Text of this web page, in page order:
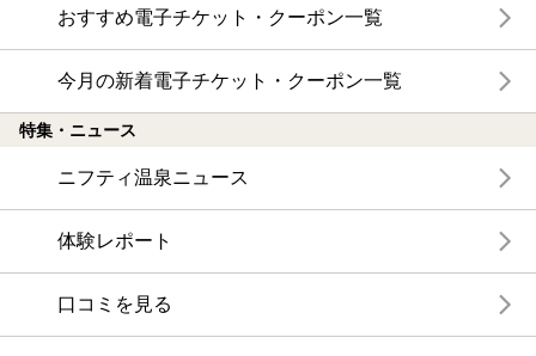
おすすめ電子チケット・クーポン一覧
今月の新着電子チケット・クーポン一覧
特集・ニュース
ニフティ温泉ニュース
体験レポート
口コミを見る